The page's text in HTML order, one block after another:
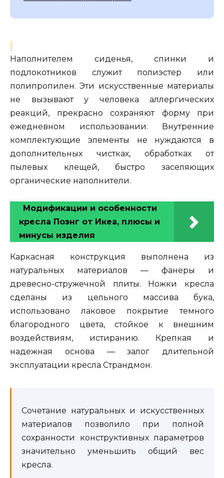
Наполнителем сиденья, спинки и
подлокотников служит полиэстер или
полипропилен. Эти искусственные материалы
не вызывают у человека аллергических
реакций, прекрасно сохраняют форму при
ежедневном использовании. Внутренние
комплектующие элементы не нуждаются в
дополнительных чистках, обработках от
пылевых клещей, быстро заселяющих
органические наполнители.
Модификации и особенности
кресла Поэнг от Икеа, плюсы и
минусы изделия
Каркасная конструкция выполнена из
натуральных материалов — фанеры и
древесно-стружечной плиты. Ножки кресла
сделаны из цельного массива бука,
использовано лаковое покрытие темного
благородного цвета, стойкое к внешним
воздействиям, истиранию. Крепкая и
надежная основа — залог длительной
эксплуатации кресла Страндмон.
Сочетание натуральных и искусственных
материалов позволило при полной
сохранности конструктивных параметров
значительно уменьшить общий вес
кресла.